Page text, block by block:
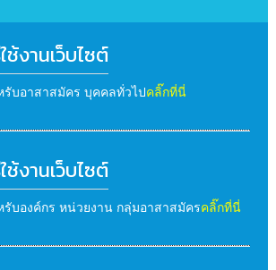
ช้งานเว็บไซต์
รับอาสาสมัคร บุคคลทั่วไปคลิ๊กที่นี่
ช้งานเว็บไซต์
รับองค์กร หน่วยงาน กลุ่มอาสาสมัครคลิ๊กที่นี่